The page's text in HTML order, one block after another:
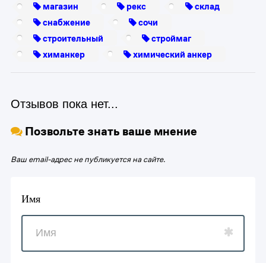
магазин
рекс
склад
снабжение
сочи
строительный
строймаг
химанкер
химический анкер
Отзывов пока нет...
Позвольте знать ваше мнение
Ваш email-адрес не публикуется на сайте.
Имя